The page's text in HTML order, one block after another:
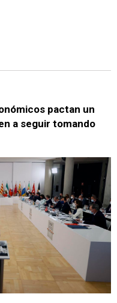
pactan un
a seguir tomando